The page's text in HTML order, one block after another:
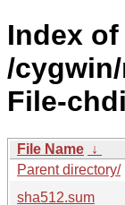
Index of
/
File-
File Name ↓
Parent directory/
sha512.sum